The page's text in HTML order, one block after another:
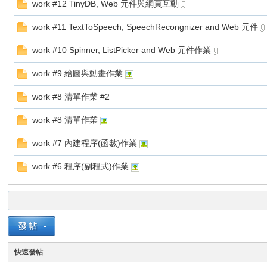
老
的
work #12 TinyDB, Web 元件與網頁互動
work #11 TextToSpeech, SpeechRecongnizer and Web 元件
work #10 Spinner, ListPicker and Web 元件作業
work #9 繪圖與動畫作業
work #8 清單作業 #2
work #8 清單作業
work #7 內建程序(函數)作業
work #6 程序(副程式)作業
快速發帖